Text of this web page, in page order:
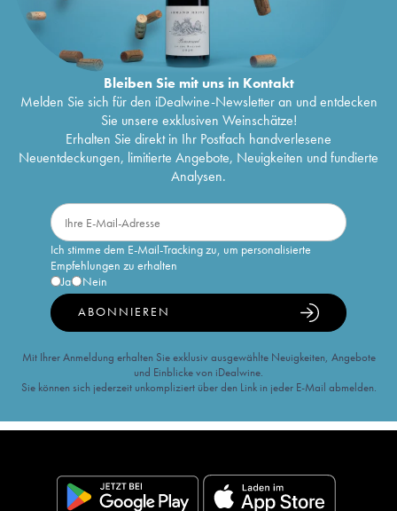
Bleiben Sie mit uns in Kontakt
Melden Sie sich für den iDealwine-Newsletter an und entdecken
Sie unsere exklusiven Weinschätze!
Erhalten Sie direkt in Ihr Postfach handverlesene
Neuentdeckungen, limitierte Angebote, Neuigkeiten und fundierte
Analysen.
Ich stimme dem E-Mail-Tracking zu, um personalisierte
Empfehlungen zu erhalten
Ja
Nein
ABONNIEREN
Mit Ihrer Anmeldung erhalten Sie exklusiv ausgewählte Neuigkeiten, Angebote
und Einblicke von iDealwine.
Sie können sich jederzeit unkompliziert über den Link in jeder E-Mail abmelden.